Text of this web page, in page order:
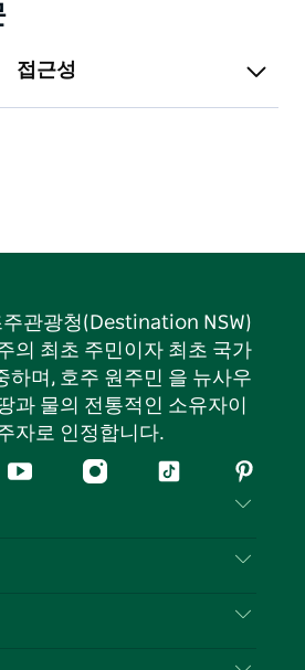
접근성
관광청(Destination NSW)
의 최초 주민이자 최초 국가
하며, 호주 원주민 을 뉴사우
과 물의 전통적인 소유자이
자로 인정합니다.
유
인
틱
핀
터
스